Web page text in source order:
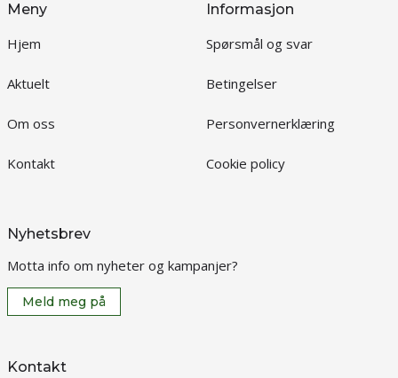
Meny
Hjem
Aktuelt
Om oss
Kontakt
Informasjon
Spørsmål og svar
Betingelser
Personvernerklæring
Cookie policy
Nyhetsbrev
Motta info om nyheter og kampanjer?
Meld meg på
Kontakt